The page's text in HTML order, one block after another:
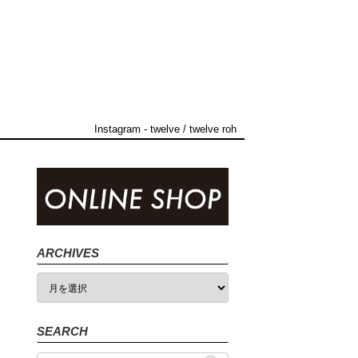
Instagram - twelve / twelve roh
ARCHIVES
SEARCH